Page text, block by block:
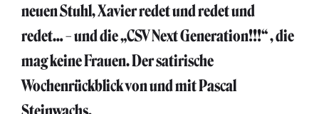
neuen Stuhl, Xavier redet und redet und
redet… – und die „CSV Next Generation!!!“ , die
mag keine Frauen. Der satirische
Wochenrückblick von und mit Pascal